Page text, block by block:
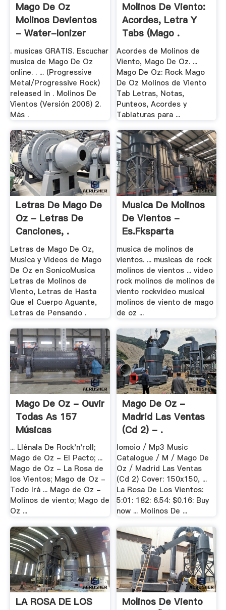
Mago De Oz
Molinos Devientos
- Water-Ionizer
. musicas GRATIS. Escuchar
musica de Mago De Oz
online. . ... (Progressive
Metal/Progressive Rock)
released in . Molinos De
Vientos (Versión 2006) 2.
Más .
Molinos De Viento:
Acordes, Letra Y
Tabs (Mago .
Acordes de Molinos de
Viento, Mago De Oz. ...
Mago De Oz: Rock Mago
De Oz Molinos de Viento
Tab Letras, Notas,
Punteos, Acordes y
Tablaturas para ...
Letras De Mago De
Oz - Letras De
Canciones, .
Letras de Mago De Oz,
Musica y Videos de Mago
De Oz en SonicoMusica
Letras de Molinos de
Viento, Letras de Hasta
Que el Cuerpo Aguante,
Letras de Pensando .
Musica De Molinos
De Vientos -
Es.fksparta
musica de molinos de
vientos. ... musicas de rock
molinos de vientos ... video
rock molinos de molinos de
viento rockvideo musical
molinos de viento de mago
de oz ...
Mago De Oz - Ouvir
Todas As 157
Músicas
... Llénala De Rock'n'roll;
Mago de Oz - El Pacto; ...
Mago de Oz - La Rosa de
los Vientos; Mago de Oz -
Todo Irá ... Mago de Oz -
Molinos de viento; Mago de
Oz ...
Mago De Oz -
Madrid Las Ventas
(Cd 2) - .
Iomoio / Mp3 Music
Catalogue / M / Mago De
Oz / Madrid Las Ventas
(Cd 2) Cover: 150x150, ...
La Rosa De Los Vientos:
5:01: 182: 6.54: $0.16: Buy
now ... Molinos De ...
LA ROSA DE LOS
Molinos De Viento